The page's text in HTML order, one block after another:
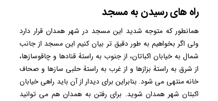
راه های رسیدن به مسجد
همانطور که متوجه شدید این مسجد در شهر همدان قرار دارد
ولی اگر بخواهیم به طور دقیق تر بیان کنیم این مسجد از جانب
شمال به خیابان اکباتان، از جنوب به راستۀ قنادها و چاقوسازها،
از شرق به راستۀ بزازها و از غرب به راستۀ حلبی سازها و صحاف
خانه منتهی می شود. بنابراین برای دیدار از آن باید راهی خیابان
اکبتان شهر همدان شوید. برای رفتن به همدان هم می توانید